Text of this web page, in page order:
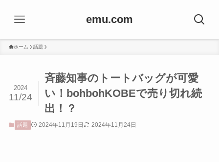
emu.com
ホーム 話題
斉藤知事のトートバッグが可愛
い！bohbohKOBEで売り切れ続
出！？
2024
11/24
話題 2024年11月19日 2024年11月24日